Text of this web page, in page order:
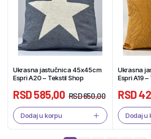
Ukrasna jastučnica 45x45cm
Espri A20 – Tekstil Shop
RSD650,00
RSD585,00
Dodaj u korpu
Ukrasna
Espri A19
RSD
Dodaj u